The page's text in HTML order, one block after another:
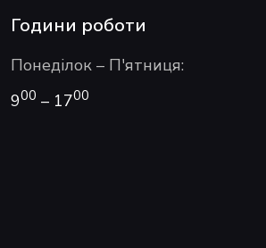
Години роботи
Понеділок – П'ятниця:
900 – 1700